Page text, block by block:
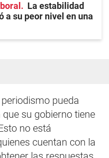
La estabilidad
a su peor nivel en una
pueda
su gobierno tiene
no está
cuentan con la